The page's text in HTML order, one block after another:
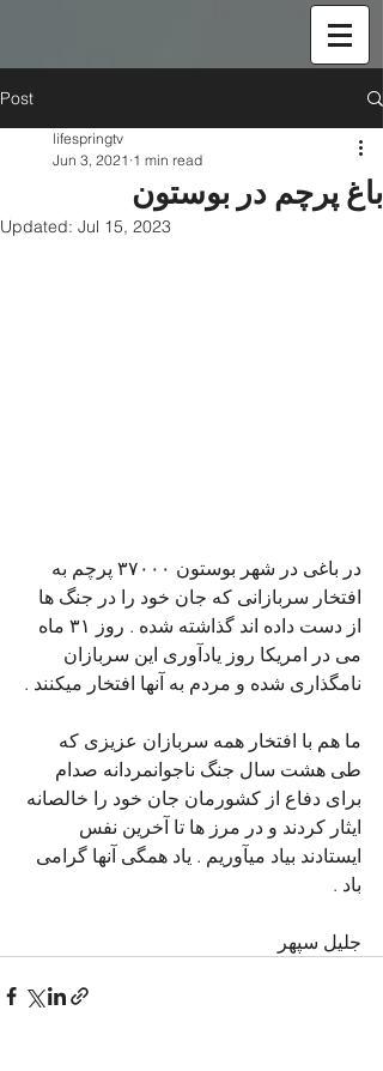
Post
باغ پرچم در بوستون
lifespringtv
Jun 3, 2021 1 min read
Updated: Jul 15, 2023
در باغی در شهر بوستون ۳۷۰۰۰ پرچم به
افتخار سربازانی که جان خود را در جنگ ها
از دست داده اند گذاشته شده . روز ۳۱ ماه
می در امریکا روز یادآوری این سربازان
نامگذاری شده و مردم به آنها افتخار میکنند .
ما هم با افتخار همه سربازان عزیزی که
طی هشت سال جنگ ناجوانمردانه صدام
برای دفاع از کشورمان جان خود را خالصانه
ایثار کردند و در مرز ها تا آخرین نفس
ایستادند بیاد میآوریم . یاد همگی آنها گرامی
باد .
جلیل سپهر